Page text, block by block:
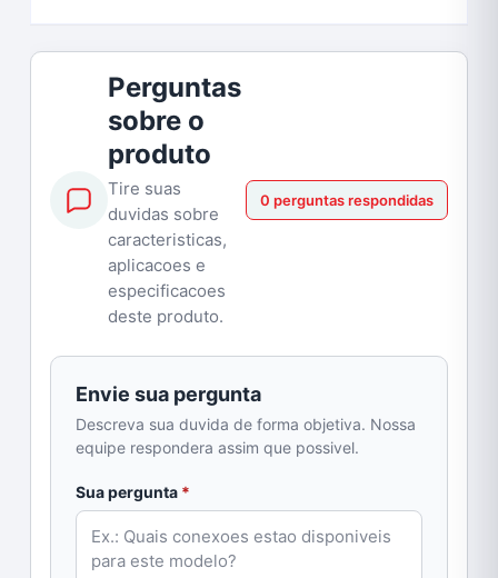
Perguntas
sobre o
produto
Tire suas
duvidas sobre
caracteristicas,
aplicacoes e
especificacoes
deste produto.
0 perguntas respondidas
Envie sua pergunta
Descreva sua duvida de forma objetiva. Nossa
equipe respondera assim que possivel.
Sua pergunta *